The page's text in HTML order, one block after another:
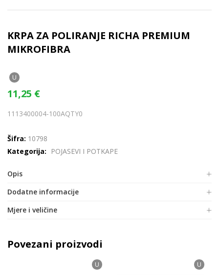
KRPA ZA POLIRANJE RICHA PREMIUM
MIKROFIBRA
U
11,25 €
1113400004-100AQTY0
Šifra: 10798
Kategorija:
POJASEVI I POTKAPE
Opis
Dodatne informacije
Mjere i veličine
Povezani proizvodi
U U